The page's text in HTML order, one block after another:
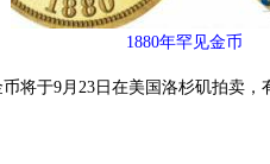
1880年罕见金币
将于9月23日在美国洛杉矶拍卖，